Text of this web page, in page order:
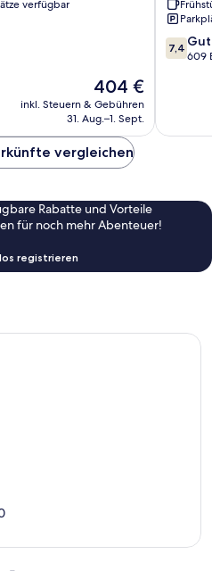
verfügbar
Der
Preis
beträgt
404 €
inkl. Steuern & Gebühren
31. Aug.–1. Sept.
7.4
von
7,4 Gut
609
vergleichen
Rabatte und Vorteile
für noch mehr Abenteuer!
registrieren